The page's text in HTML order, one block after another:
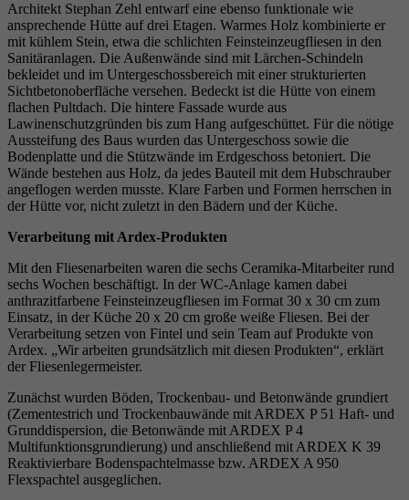
Architekt Stephan Zehl entwarf eine ebenso funktionale wie
ansprechende Hütte auf drei Etagen. Warmes Holz kombinierte er
mit kühlem Stein, etwa die schlichten Feinsteinzeugfliesen in den
Sanitäranlagen. Die Außenwände sind mit Lärchen-Schindeln
bekleidet und im Untergeschossbereich mit einer strukturierten
Sichtbetonoberfläche versehen. Bedeckt ist die Hütte von einem
flachen Pultdach. Die hintere Fassade wurde aus
Lawinenschutzgründen bis zum Hang aufgeschüttet. Für die nötige
Aussteifung des Baus wurden das Untergeschoss sowie die
Bodenplatte und die Stützwände im Erdgeschoss betoniert. Die
Wände bestehen aus Holz, da jedes Bauteil mit dem Hubschrauber
angeflogen werden musste. Klare Farben und Formen herrschen in
der Hütte vor, nicht zuletzt in den Bädern und der Küche.
Verarbeitung mit Ardex-Produkten
Mit den Fliesenarbeiten waren die sechs Ceramika-Mitarbeiter rund
sechs Wochen beschäftigt. In der WC-Anlage kamen dabei
anthrazitfarbene Feinsteinzeugfliesen im Format 30 x 30 cm zum
Einsatz, in der Küche 20 x 20 cm große weiße Fliesen. Bei der
Verarbeitung setzen von Fintel und sein Team auf Produkte von
Ardex. „Wir arbeiten grundsätzlich mit diesen Produkten“, erklärt
der Fliesenlegermeister.
Zunächst wurden Böden, Trockenbau- und Betonwände grundiert
(Zementestrich und Trockenbauwände mit ARDEX P 51 Haft- und
Grunddispersion, die Betonwände mit ARDEX P 4
Multifunktionsgrundierung) und anschließend mit ARDEX K 39
Reaktivierbare Bodenspachtelmasse bzw. ARDEX A 950
Flexspachtel ausgeglichen.